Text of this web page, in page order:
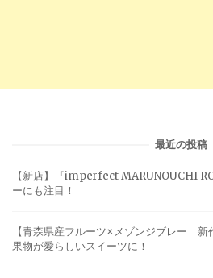
最近の投稿
【新店】『imperfect MARUNOUCHI
ーにも注目！
【青森県産フルーツ×メゾンジブレー 新
果物が愛らしいスイーツに！